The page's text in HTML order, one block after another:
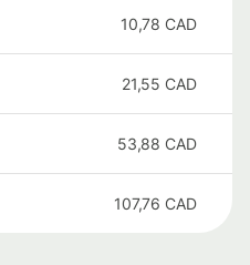
10,78 CAD
21,55 CAD
53,88 CAD
107,76 CAD